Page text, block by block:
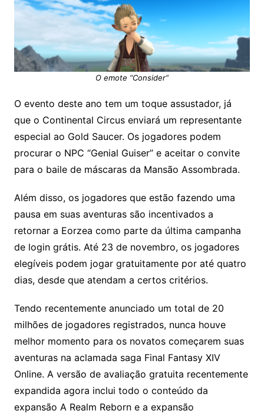
O emote “Consider”
O evento deste ano tem um toque assustador, já
que o Continental Circus enviará um representante
especial ao Gold Saucer. Os jogadores podem
procurar o NPC “Genial Guiser” e aceitar o convite
para o baile de máscaras da Mansão Assombrada.
Além disso, os jogadores que estão fazendo uma
pausa em suas aventuras são incentivados a
retornar a Eorzea como parte da última campanha
de login grátis. Até 23 de novembro, os jogadores
elegíveis podem jogar gratuitamente por até quatro
dias, desde que atendam a certos critérios.
Tendo recentemente anunciado um total de 20
milhões de jogadores registrados, nunca houve
melhor momento para os novatos começarem suas
aventuras na aclamada saga Final Fantasy XIV
Online. A versão de avaliação gratuita recentemente
expandida agora inclui todo o conteúdo da
expansão A Realm Reborn e a expansão